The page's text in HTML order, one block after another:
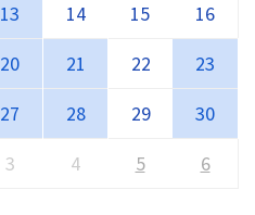
13 14 15
16
20 21 22
23
27 28 29
30
3 4 5 6